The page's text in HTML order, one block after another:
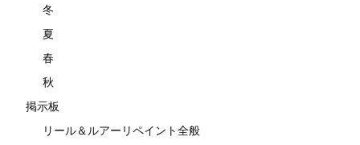
冬
夏
春
秋
掲示板
リール＆ルアーリペイント全般